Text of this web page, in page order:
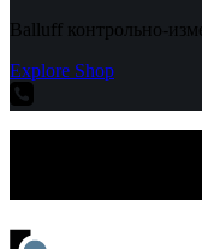
Balluff контрольно-
Explore Shop